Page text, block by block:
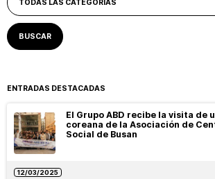
ENTRADAS DESTACADAS
El Grupo ABD recibe la visita de
coreana de la Asociación de
Social de Busan
12/03/2025